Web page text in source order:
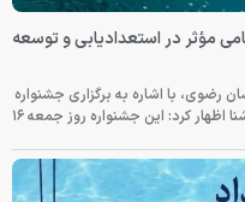
شنای زیر ۱۰ سال گامی مؤثر در استعدادیابی و توسعه
با اشاره به برگزاری جشنواره